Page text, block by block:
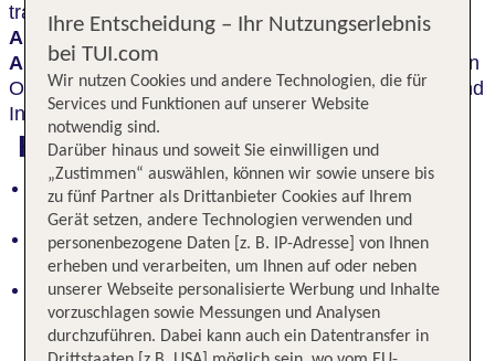
traumhaftes Schlosshotel mit spektakulärem
Ausblick. Die Kombination aushistorischem
Ambienteundmoderner Ausstattung
macht diesen
Ort zu einem einzigartigen Refugium für Erholung und
Inspiration.
Highlights
Traumhaftes Schlosshotel über dem Elbtal mit
spektakulärem Ausblick
Historisches Ambiente trifft auf moderne
Ausstattung für einzigartiges Wohnerlebnis
Perfekte Balance zwischen Naturidylle und
Stadtnähe zu Dresden
Ihre Entscheidung – Ihr Nutzungserlebnis
bei TUI.com
Wir nutzen Cookies und andere Technologien, die für
Services und Funktionen auf unserer Website
notwendig sind.
Darüber hinaus und soweit Sie einwilligen und
„Zustimmen“ auswählen, können wir sowie unsere bis
zu fünf Partner als Drittanbieter Cookies auf Ihrem
Gerät setzen, andere Technologien verwenden und
personenbezogene Daten [z. B. IP-Adresse] von Ihnen
erheben und verarbeiten, um Ihnen auf oder neben
unserer Webseite personalisierte Werbung und Inhalte
vorzuschlagen sowie Messungen und Analysen
durchzuführen. Dabei kann auch ein Datentransfer in